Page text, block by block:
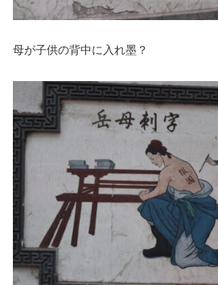
母が子供の背中に入れ墨？